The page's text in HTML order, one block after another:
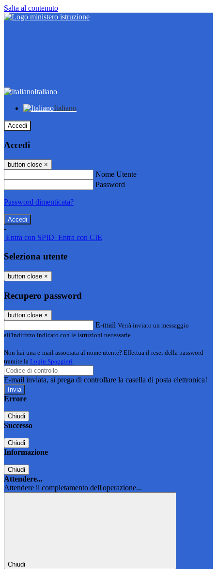
Salta al contenuto
Italiano
Italiano
Accedi
Accedi
button close ×
Nome Utente
Password
Password dimenticata?
-
Entra con SPID Entra con CIE
Seleziona utente
button close ×
Recupero password
button close ×
E-mail Verrà inviato un messaggio
all'indirizzo indicato con le istruzioni necessarie.
Non hai una e-mail associata al nome utente? Effettua il reset della password
tramite la Login Spaggiari
E-mail inviata, si prega di controllare la casella di posta elettronica!
Errore
Chiudi
Successo
Chiudi
Informazione
Chiudi
Attendere...
Attendere il completamento dell'operazione...
Chiudi